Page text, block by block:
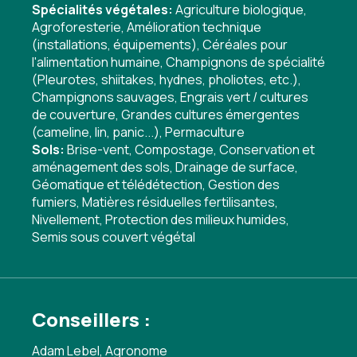
Spécialités végétales: Agriculture biologique,
Agroforesterie, Amélioration technique
(installations, équipements), Céréales pour
l'alimentation humaine, Champignons de spécialité
(Pleurotes, shiitakes, hydnes, pholiotes, etc.),
Champignons sauvages, Engrais vert / cultures
de couverture, Grandes cultures émergentes
(cameline, lin, panic...), Permaculture
Sols: Brise-vent, Compostage, Conservation et
aménagement des sols, Drainage de surface,
Géomatique et télédétection, Gestion des
fumiers, Matières résiduelles fertilisantes,
Nivellement, Protection des milieux humides,
Semis sous couvert végétal
Conseillers :
Adam Lebel, Agronome